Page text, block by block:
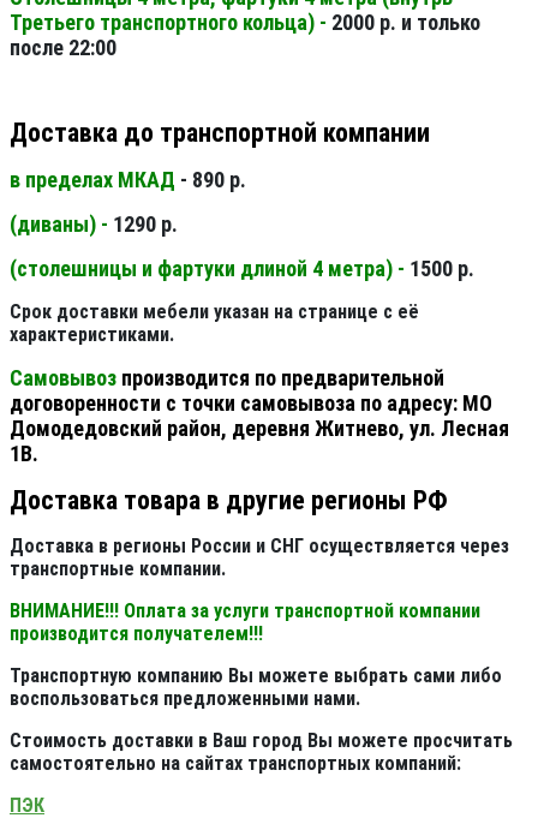
Третьего транспортного кольца) - 2000 р. и только
после 22:00
Доставка до транспортной компании
в пределах МКАД - 890 р.
(диваны) - 1290 р.
(столешницы и фартуки длиной 4 метра) - 1500 р.
Срок доставки мебели указан на странице с её
характеристиками.
Самовывоз производится по предварительной
договоренности с точки самовывоза по адресу: МО
Домодедовский район, деревня Житнево, ул. Лесная
1В.
Доставка товара в другие регионы РФ
Доставка в регионы России и СНГ осуществляется через
транспортные компании.
ВНИМАНИЕ!!! Оплата за услуги транспортной компании
производится получателем!!!
Транспортную компанию Вы можете выбрать сами либо
воспользоваться предложенными нами.
Стоимость доставки в Ваш город Вы можете просчитать
самостоятельно на сайтах транспортных компаний:
ПЭК